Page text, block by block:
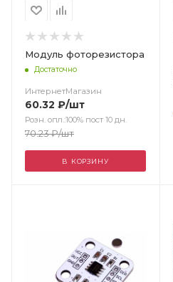
Модуль фоторезистора
Достаточно
ИнтернетМагазин
60.32 ₽/шт
Розн. опл.:100% пост 10 дн.
70.23₽/шт
В КОРЗИНУ